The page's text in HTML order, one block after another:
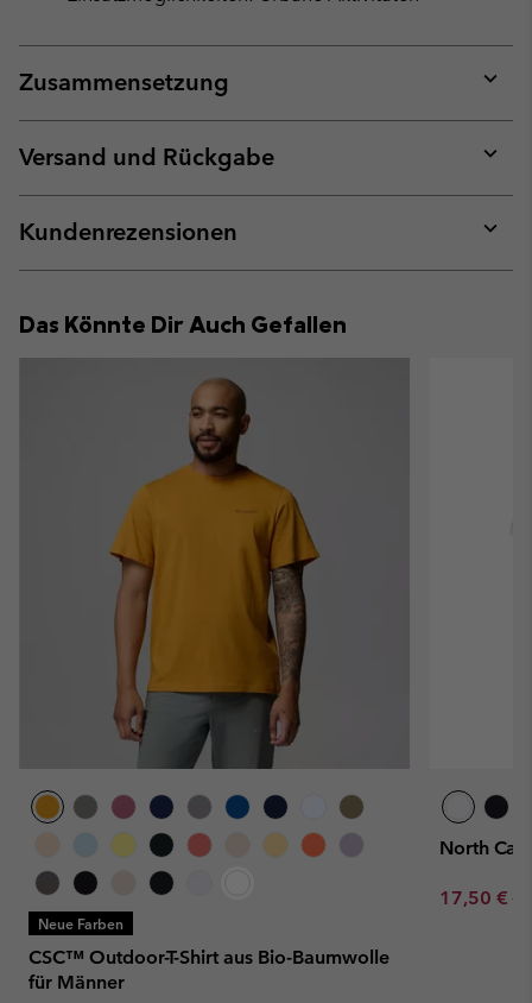
Zusammensetzung
or
Versand und Rückgabe
or
Kundenrezensionen
or
Das Könnte Dir Auch Gefallen
Neue Farben
CSC™ Outdoor-T-Shirt aus Bio-Baumwolle
für Männer
North
Sale price:
17,50 €